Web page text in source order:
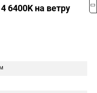
6400K на ветру